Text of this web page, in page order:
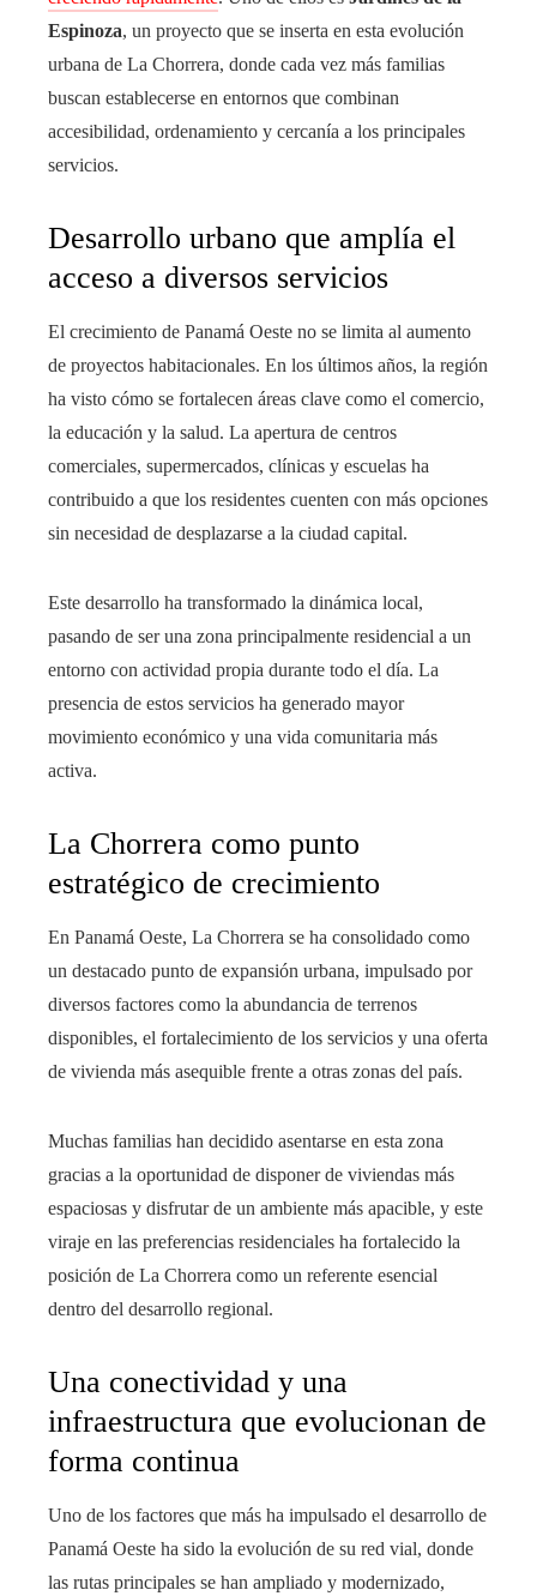
Espinoza, un proyecto que se inserta en esta evolución
urbana de La Chorrera, donde cada vez más familias
buscan establecerse en entornos que combinan
accesibilidad, ordenamiento y cercanía a los principales
servicios.
Desarrollo urbano que amplía el
acceso a diversos servicios
El crecimiento de Panamá Oeste no se limita al aumento
de proyectos habitacionales. En los últimos años, la región
ha visto cómo se fortalecen áreas clave como el comercio,
la educación y la salud. La apertura de centros
comerciales, supermercados, clínicas y escuelas ha
contribuido a que los residentes cuenten con más opciones
sin necesidad de desplazarse a la ciudad capital.
Este desarrollo ha transformado la dinámica local,
pasando de ser una zona principalmente residencial a un
entorno con actividad propia durante todo el día. La
presencia de estos servicios ha generado mayor
movimiento económico y una vida comunitaria más
activa.
La Chorrera como punto
estratégico de crecimiento
En Panamá Oeste, La Chorrera se ha consolidado como
un destacado punto de expansión urbana, impulsado por
diversos factores como la abundancia de terrenos
disponibles, el fortalecimiento de los servicios y una oferta
de vivienda más asequible frente a otras zonas del país.
Muchas familias han decidido asentarse en esta zona
gracias a la oportunidad de disponer de viviendas más
espaciosas y disfrutar de un ambiente más apacible, y este
viraje en las preferencias residenciales ha fortalecido la
posición de La Chorrera como un referente esencial
dentro del desarrollo regional.
Una conectividad y una
infraestructura que evolucionan de
forma continua
Uno de los factores que más ha impulsado el desarrollo de
Panamá Oeste ha sido la evolución de su red vial, donde
las rutas principales se han ampliado y modernizado,